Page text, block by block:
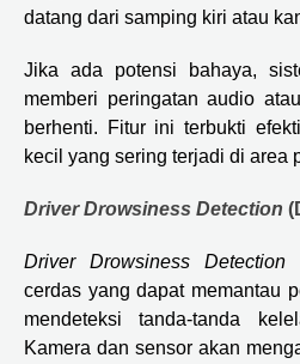
datang dari samping kiri atau
Jika ada potensi bahaya,
memberi peringatan audio
berhenti. Fitur ini terbukti
kecil yang sering terjadi di area
Driver Drowsiness Detection
Driver Drowsiness Detection
cerdas yang dapat memantau
mendeteksi tanda-tanda
Kamera dan sensor akan